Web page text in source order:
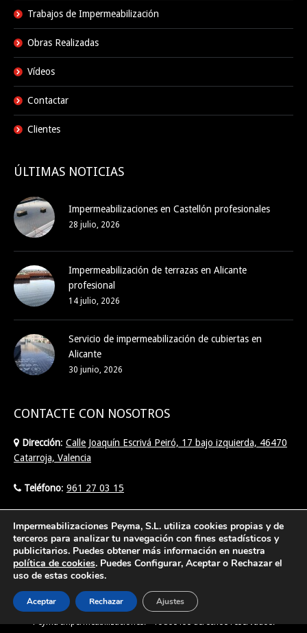
Trabajos de Impermeabilización
Obras Realizadas
Vídeos
Contactar
Clientes
ÚLTIMAS NOTICIAS
Impermeabilizaciones en Castellón profesionales
28 julio, 2026
Impermeabilización de terrazas en Alicante
profesional
14 julio, 2026
Servicio de impermeabilización de cubiertas en
Alicante
30 junio, 2026
CONTACTE CON NOSOTROS
Dirección: Calle Joaquín Escrivá Peiró, 17 bajo izquierda, 46470
Catarroja, Valencia
Teléfono: 961 27 03 15
Find us on:
Creado por Tandem Marketing Digital Posicionamiento SEO Valencia
Peyma Impermeabilizaciones. - Todos los derechos reservados.
Impermeabilizaciones Peyma, S.L. utiliza cookies propias y de
terceros para analizar tu navegación con fines estadísticos y
publicitarios. Puedes obtener más información en nuestra
política de cookies. Puedes Configurar, Aceptar o Rechazar el
uso de estas cookies.
Aceptar Rechazar Ajustes